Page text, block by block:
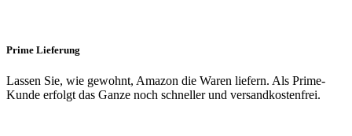
Prime Lieferung
Lassen Sie, wie gewohnt, Amazon die Waren liefern. Als Prime-
Kunde erfolgt das Ganze noch schneller und versandkostenfrei.